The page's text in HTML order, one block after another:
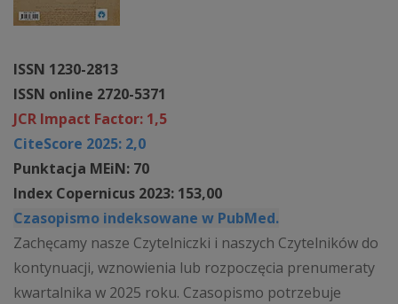
ISSN 1230-2813
ISSN online 2720-5371
JCR Impact Factor: 1,5
CiteScore 2025: 2,0
Punktacja MEiN: 70
Index Copernicus 2023: 153,00
Czasopismo indeksowane w PubMed.
Zachęcamy nasze Czytelniczki i naszych Czytelników do
kontynuacji, wznowienia lub rozpoczęcia prenumeraty
kwartalnika w 2025 roku. Czasopismo potrzebuje